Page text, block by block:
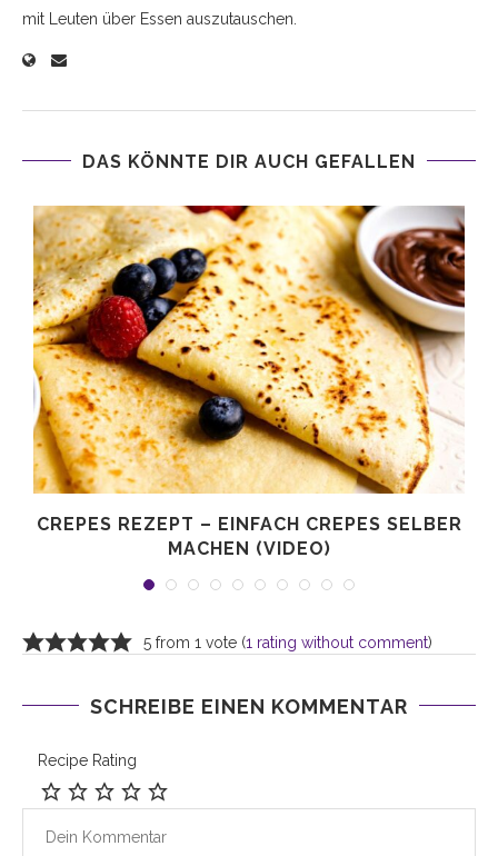
mit Leuten über Essen auszutauschen.
DAS KÖNNTE DIR AUCH GEFALLEN
CREPES REZEPT – EINFACH CREPES SELBER
MACHEN (VIDEO)
5 from 1 vote (1 rating without comment)
SCHREIBE EINEN KOMMENTAR
Recipe Rating